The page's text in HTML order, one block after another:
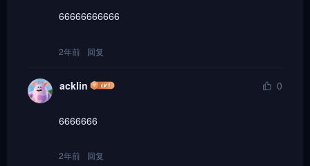
66666666666
2年前 回复
acklin 0
6666666
2年前 回复